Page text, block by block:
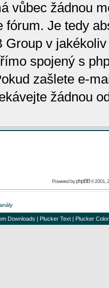
vůbec žádnou
fórum. Je tedy
Group v
spojený s
zašlete e-
žádnou
Powered byphpBB© 2001,
Downloads | Plucker Text | Plucker Color